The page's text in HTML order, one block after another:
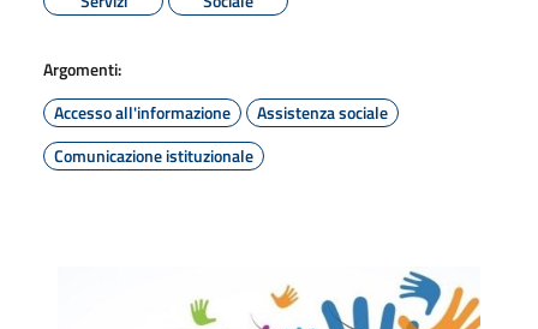
Argomenti:
Accesso all'informazione
Assistenza sociale
Comunicazione istituzionale